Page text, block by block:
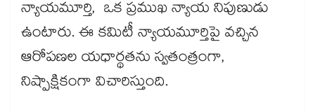
న్యాయమూర్తి, ఒక ప్రముఖ న్యాయ నిపుణుడు
ఉంటారు. ఈ కమిటీ న్యాయమూర్తిపై వచ్చిన
ఆరోపణల యధార్థతను స్వతంత్రంగా,
నిష్పాక్షికంగా విచారిస్తుంది.